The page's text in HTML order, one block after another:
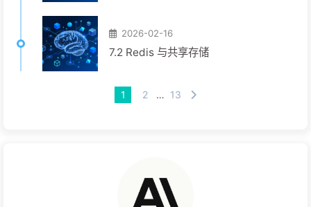
2026-02-16
7.2 Redis 与共享存储
1 2 … 13